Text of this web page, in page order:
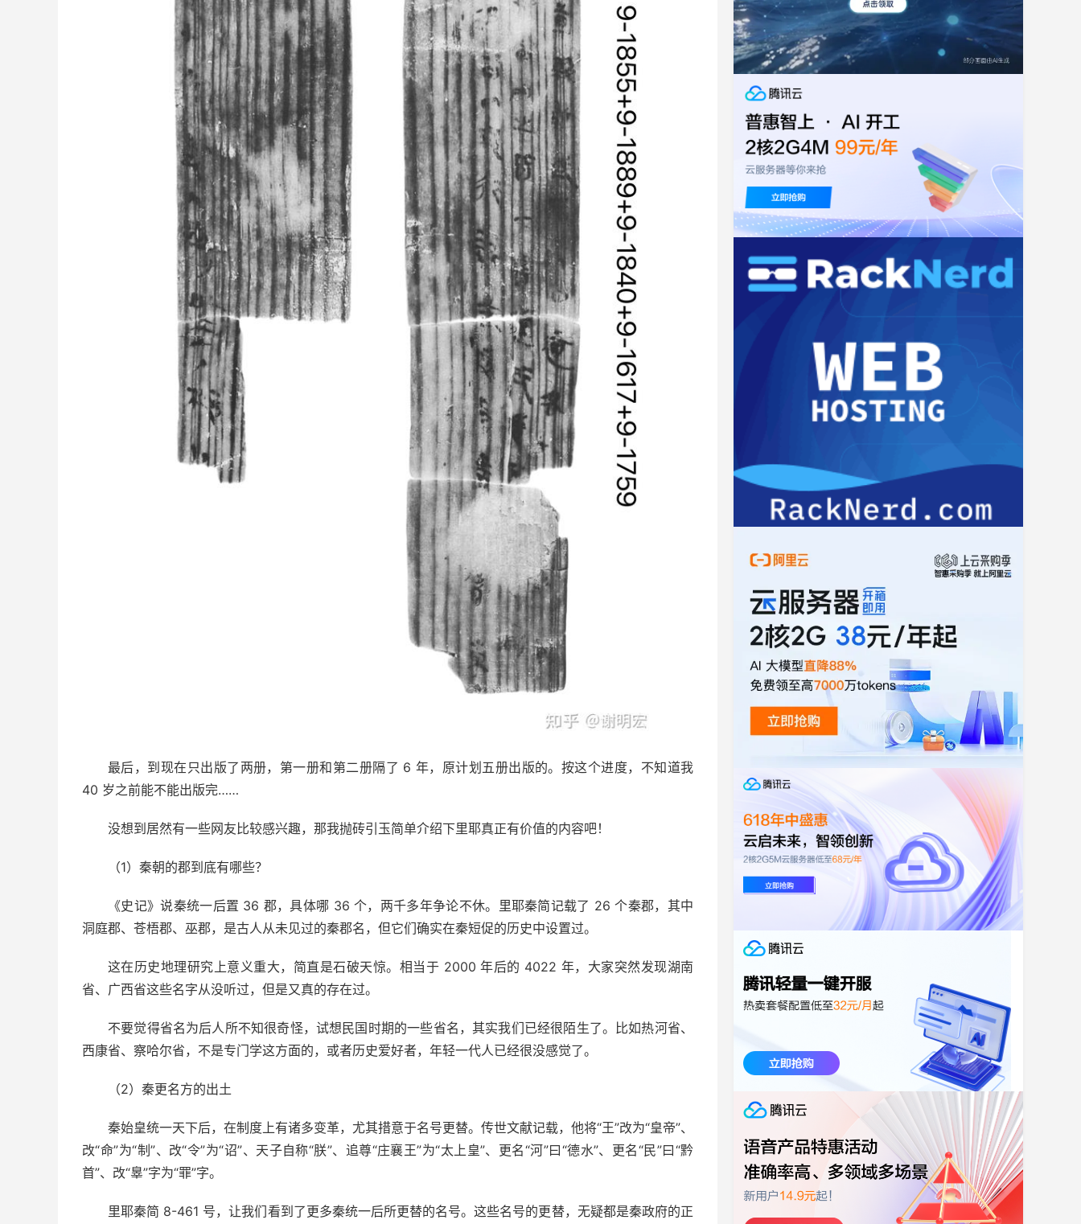
最后，到现在只出版了两册，第一册和第二册隔了 6 年，原计划五册出版的。按这个进度，不知道我
40 岁之前能不能出版完……
没想到居然有一些网友比较感兴趣，那我抛砖引玉简单介绍下里耶真正有价值的内容吧！
（1）秦朝的郡到底有哪些？
《史记》说秦统一后置 36 郡，具体哪 36 个，两千多年争论不休。里耶秦简记载了 26 个秦郡，其中
洞庭郡、苍梧郡、巫郡，是古人从未见过的秦郡名，但它们确实在秦短促的历史中设置过。
这在历史地理研究上意义重大，简直是石破天惊。相当于 2000 年后的 4022 年，大家突然发现湖南
省、广西省这些名字从没听过，但是又真的存在过。
不要觉得省名为后人所不知很奇怪，试想民国时期的一些省名，其实我们已经很陌生了。比如热河省、
西康省、察哈尔省，不是专门学这方面的，或者历史爱好者，年轻一代人已经很没感觉了。
（2）秦更名方的出土
秦始皇统一天下后，在制度上有诸多变革，尤其措意于名号更替。传世文献记载，他将“王”改为“皇帝”、
改“命”为“制”、改“令”为“诏”、天子自称“朕”、追尊“庄襄王”为“太上皇”、更名“河”曰“德水”、更名“民”曰“黔
首”、改“辠”字为“罪”字。
里耶秦简 8-461 号，让我们看到了更多秦统一后所更替的名号。这些名号的更替，无疑都是秦政府的正